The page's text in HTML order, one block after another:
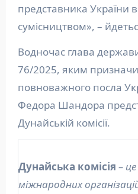
представника України в
сумісництвом», –
Водночас глава
76/2025, яким
повноважного посла
Федора Шандора
Дунайській комісії.
Дунайська комісія –
міжнародних